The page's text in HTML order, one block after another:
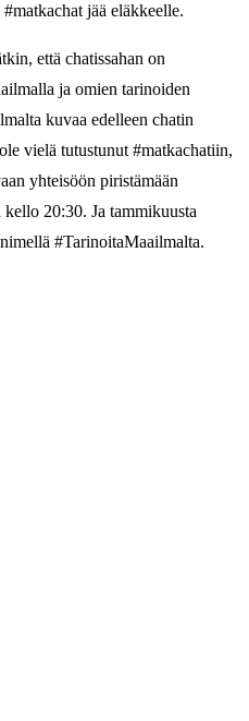
jää eläkkeelle.
että chatissahan on
ja omien tarinoiden
kuvaa edelleen chatin
vielä tutustunut #matkachatiin,
yhteisöön piristämään
20:30. Ja tammikuusta
#TarinoitaMaailmalta.